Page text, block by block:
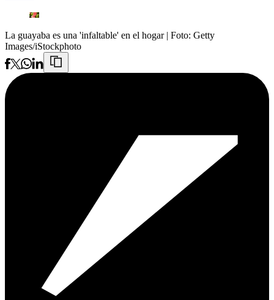
La guayaba es una 'infaltable' en el hogar | Foto: Getty
Images/iStockphoto